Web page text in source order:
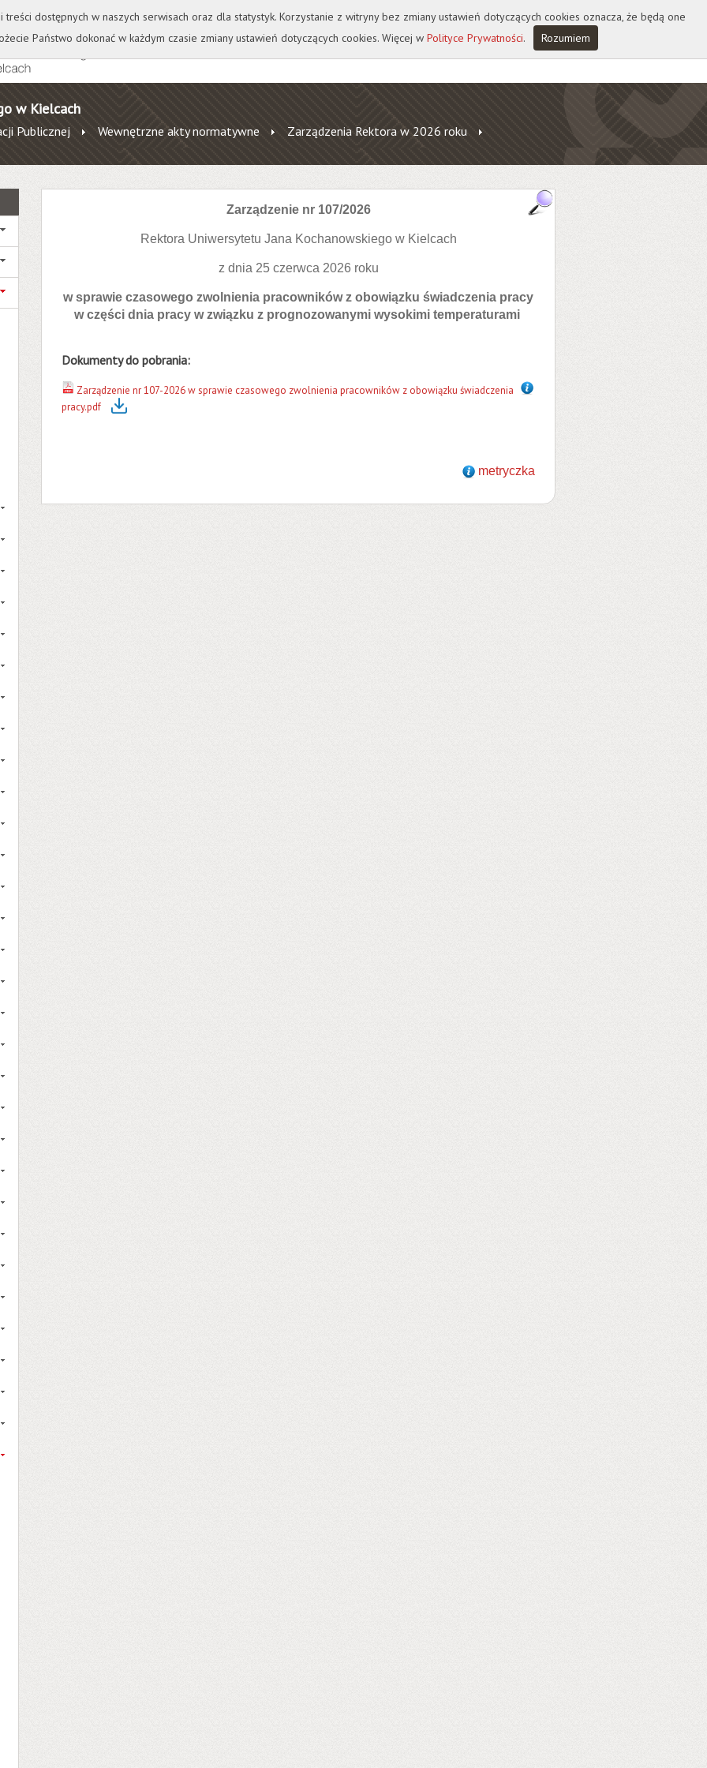
Wydawnictwo Wirtualna Uczelnia A A A A
w Kielcach
Publicznej Wewnętrzne akty normatywne Zarządzenia Rektora w 2026 roku
Zarządzenie nr 107/2026
Rektora Uniwersytetu Jana Kochanowskiego w Kielcach
z dnia 25 czerwca 2026 roku
w sprawie czasowego zwolnienia pracowników z obowiązku świadczenia pracy
w części dnia pracy w związku z prognozowanymi wysokimi temperaturami
Dokumenty do pobrania:
Zarządzenie nr 107-2026 w sprawie czasowego zwolnienia pracowników z obowiązku świadczenia
pracy.pdf
metryczka
dostępnych w naszych serwisach oraz dla statystyk. Korzystanie z witryny bez zmiany ustawień dotyczących cookies oznacza, że będą one
Państwo dokonać w każdym czasie zmiany ustawień dotyczących cookies. Więcej w Polityce Prywatności. Rozumiem